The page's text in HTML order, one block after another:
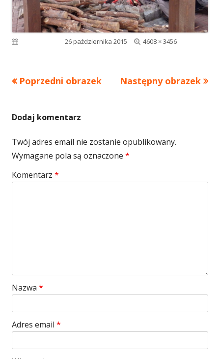
Opublikowano26 października 2015
Pełny
4608 × 3456
Poprzedni obrazek Następny obrazek
Dodaj komentarz
Twój adres email nie zostanie opublikowany.
Wymagane pola są oznaczone *
Komentarz *
Nazwa *
Adres email *